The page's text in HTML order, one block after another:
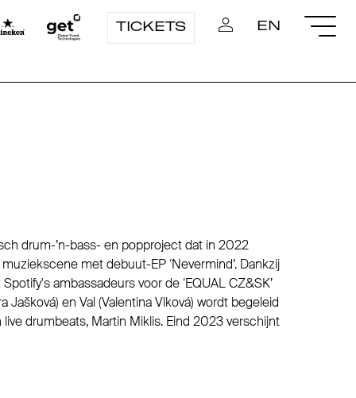
TICKETS EN
drum-’n-bass- en popproject dat in 2022
met debuut-EP ‘Nevermind’. Dankzij
ambassadeurs voor de ‘EQUAL CZ&SK’
Jašková) en Val (Valentina Vlková) wordt begeleid
drumbeats, Martin Miklis. Eind 2023 verschijnt